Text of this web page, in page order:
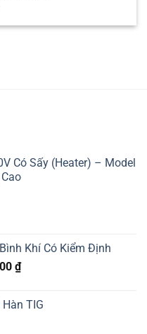
Có Sấy (Heater) – Model
Khí Có Kiểm Định
₫.
₫Giá
là:TIG